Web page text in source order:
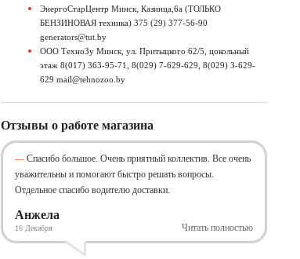
ЭнергоСтарЦентр Минск, Казинца,6а (ТОЛЬКО
БЕНЗИНОВАЯ техника) 375 (29) 377-56-90
generators@tut.by
ООО ТехноЗу Минск, ул. Притыцкого 62/5, цокольный
этаж 8(017) 363-95-71, 8(029) 7-629-629, 8(029) 3-629-
629 mail@tehnozoo.by
Отзывы о работе магазина
Спасибо большое. Очень приятный коллектив. Все очень
уважительны и помогают быстро решать вопросы.
Отдельное спасибо водителю доставки.
Анжела
16 Декабря Читать полностью